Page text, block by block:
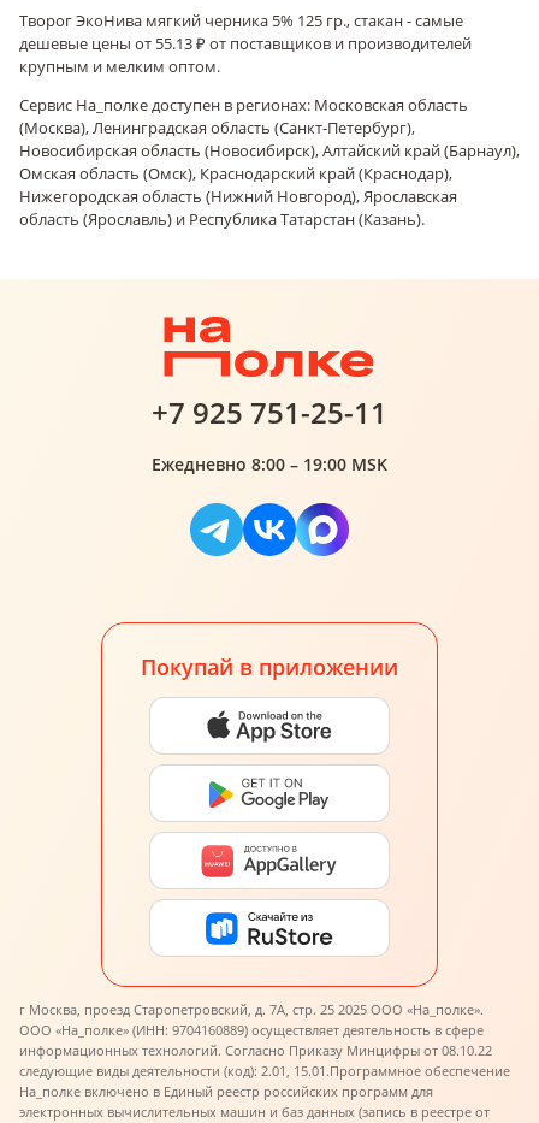
Творог ЭкоНива мягкий черника 5% 125 гр., стакан - самые
дешевые цены от 55.13 ₽ от поставщиков и производителей
крупным и мелким оптом.
Сервис На_полке доступен в регионах: Московская область
(Москва), Ленинградская область (Санкт-Петербург),
Новосибирская область (Новосибирск), Алтайский край (Барнаул),
Омская область (Омск), Краснодарский край (Краснодар),
Нижегородская область (Нижний Новгород), Ярославская
область (Ярославль) и Республика Татарстан (Казань).
+7 925 751-25-11
Ежедневно 8:00 – 19:00 MSK
Покупай в приложении
г Москва, проезд Старопетровский, д. 7А, стр. 25 2025 ООО «На_полке».
ООО «На_полке» (ИНН: 9704160889) осуществляет деятельность в сфере
информационных технологий. Согласно Приказу Минцифры от 08.10.22
следующие виды деятельности (код): 2.01, 15.01.Программное обеспечение
На_полке включено в Единый реестр российских программ для
электронных вычислительных машин и баз данных (запись в реестре от